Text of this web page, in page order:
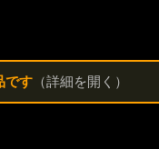
です （詳細を開く）